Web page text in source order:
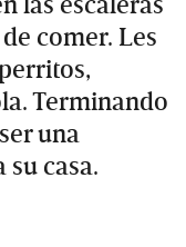
comer. Les
Terminando
una
casa.